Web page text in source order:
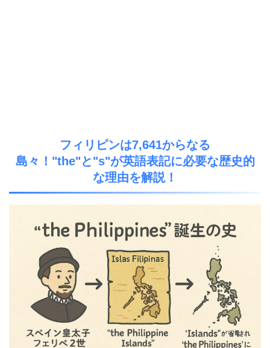
フィリピンは7,641からなる
島々！"the"と"s"が英語表記に必要な歴史的
な理由を解説！